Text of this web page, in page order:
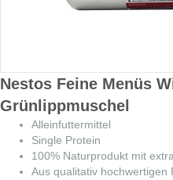
Nestos Feine Menüs
Grünlippmuschel
Alleinfuttermittel
Single Protein
100% Naturprodukt mit
Aus qualitativ